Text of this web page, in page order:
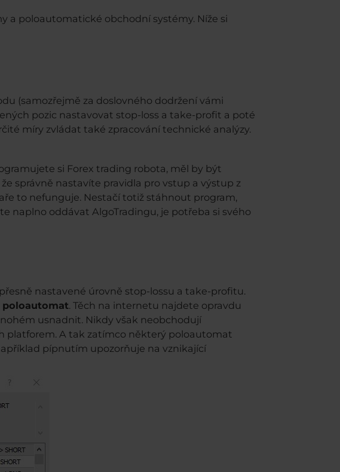
a poloautomatické obchodní systémy. Níže si
(samozřejmě za doslovného dodržení vámi
pozic nastavovat stop-loss a take-profit a poté
míry zvládat také zpracování technické analýzy.
si Forex trading robota, měl by být
správně nastavíte pravidla pro vstup a výstup z
to nefunguje. Nestačí totiž stáhnout program,
naplno oddávat AlgoTradingu, je potřeba si svého
nastavené úrovně stop-lossu a take-profitu.
poloautomat. Těch na internetu najdete opravdu
usnadnit. Nikdy však neobchodují
platforem. A tak zatímco některý poloautomat
pípnutím upozorňuje na vznikající